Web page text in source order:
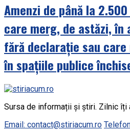
Amenzi de până la
care merg, de astăzi,
fără declarație sau
în spațiile publice
Sursa de informații și știri. Zilnic îți
Email: contact@stiriacum.ro